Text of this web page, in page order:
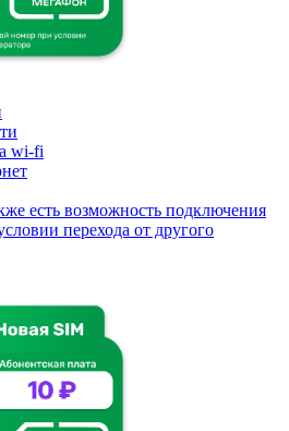
wi-fi
есть возможность подключения
перехода от другого